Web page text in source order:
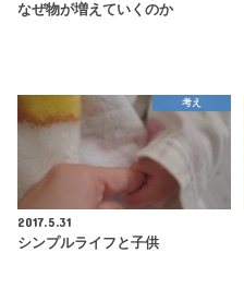
なぜ物が増えていくのか
考え
2017.5.31
シンプルライフと子供